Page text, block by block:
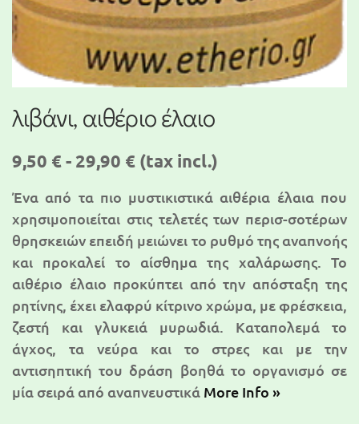
λιβάνι, αιθέριο έλαιο
9,50 € - 29,90 € (tax incl.)
Ένα από τα πιο μυστικιστικά αιθέρια έλαια που
χρησιμοποιείται στις τελετές των περισ-σοτέρων
θρησκειών επειδή μειώνει το ρυθμό της αναπνοής
και προκαλεί το αίσθημα της χαλάρωσης. Το
αιθέριο έλαιο προκύπτει από την απόσταξη της
ρητίνης, έχει ελαφρύ κίτρινο χρώμα, με φρέσκεια,
ζεστή και γλυκειά μυρωδιά. Καταπολεμά το
άγχος, τα νεύρα και το στρες και με την
αντισηπτική του δράση βοηθά το οργανισμό σε
μία σειρά από αναπνευστικά More Info »